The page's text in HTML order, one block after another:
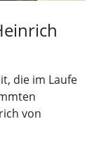
die im Laufe
von